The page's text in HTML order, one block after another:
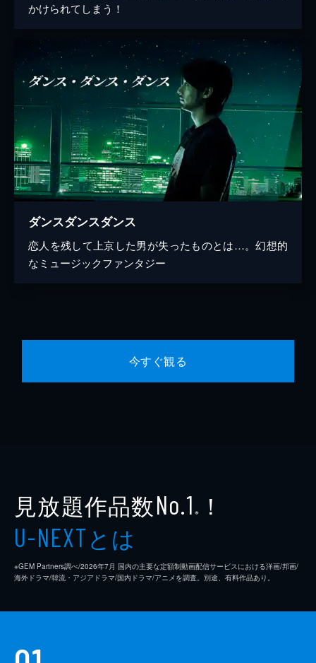
かけられてしまう！
ダンスダンスダンス
恋人を残して上京した男が失ったものとは…。幻想的
なミュージックファンタジー
今すぐ観る
見放題作品数No.1 ※ ！
U-NEXTとは
※GEM Partners調べ/2026年7⽉ 国内の主要な定額制動画配信サービスにおける洋画/邦画/
海外ドラマ/韓流・アジアドラマ/国内ドラマ/アニメを調査。別途、有料作品あり。